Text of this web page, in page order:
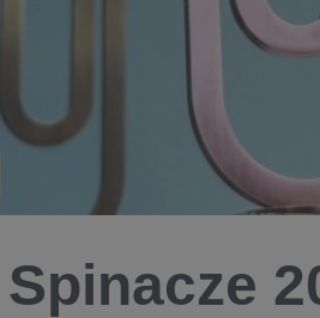
Spinacze